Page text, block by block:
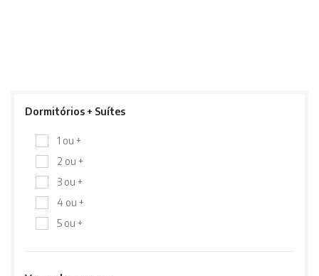
Dormitórios + Suítes
1 ou +
2 ou +
3 ou +
4 ou +
5 ou +